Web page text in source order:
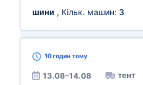
шини , Кільк. машин: 3
10 годин тому
13.08–14.08 тент